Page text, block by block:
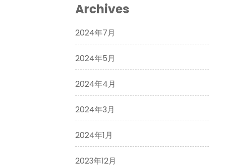
Archives
2024年7月
2024年5月
2024年4月
2024年3月
2024年1月
2023年12月